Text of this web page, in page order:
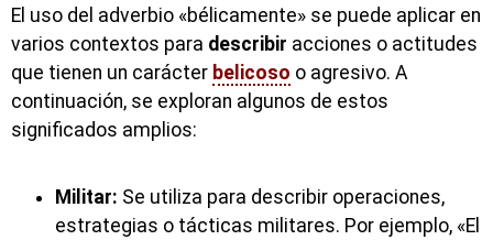
El uso del adverbio «bélicamente» se puede aplicar en
varios contextos para describir acciones o actitudes
que tienen un carácter belicoso o agresivo. A
continuación, se exploran algunos de estos
significados amplios:
Militar: Se utiliza para describir operaciones,
estrategias o tácticas militares. Por ejemplo, «El